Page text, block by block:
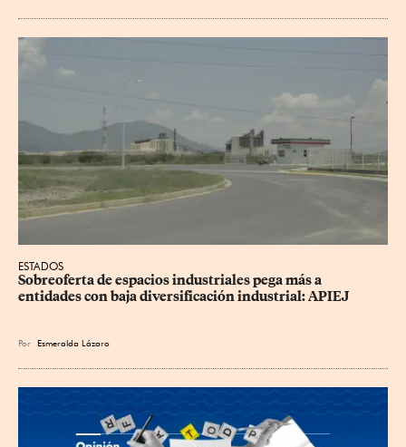
ESTADOS
Sobreoferta de espacios industriales pega más a
entidades con baja diversificación industrial: APIEJ
Por Esmeralda Lázaro